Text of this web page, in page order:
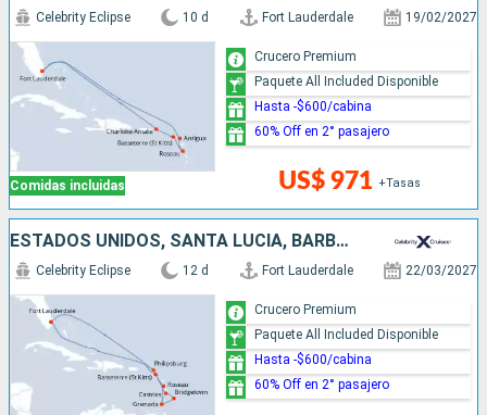
Comidas incluidas
Celebrity Eclipse 10 d Fort Lauderdale 19/02/2027
US$ 971 +Tasas
Crucero Premium
Paquete All Included Disponible
Hasta -$600/cabina
60% Off en 2° pasajero
ESTADOS UNIDOS, SANTA LUCIA, BARBADOS, GRENADA, DOMINICA, SAN MARTÍN
Celebrity Eclipse 12 d Fort Lauderdale 22/03/2027
Crucero Premium
Paquete All Included Disponible
Hasta -$600/cabina
60% Off en 2° pasajero